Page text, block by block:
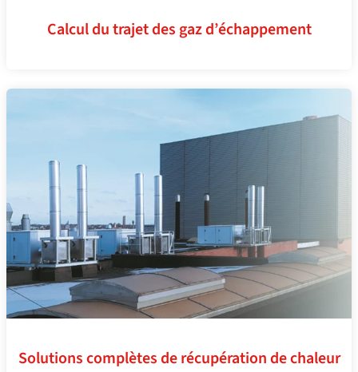
Calcul du trajet des gaz d’échappement
Solutions complètes de récupération de chaleur